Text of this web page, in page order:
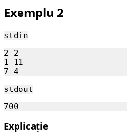
\times
(5,4) +
+ 24 = 39
\ldots : (3-
\text{max}
Exemplu 2
stdin
2 2
1 11
stdout
Explicație